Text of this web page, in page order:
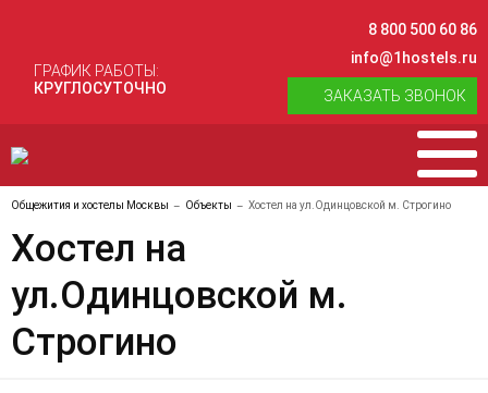
ГРАФИК РАБОТЫ:
КРУГЛОСУТОЧНО
8 800 500 60 86
info@1hostels.ru
ЗАКАЗАТЬ ЗВОНОК
Общежития и хостелы Москвы Объекты Хостел на ул.Одинцовской м. Строгино
Хостел на
ул.Одинцовской м.
Строгино